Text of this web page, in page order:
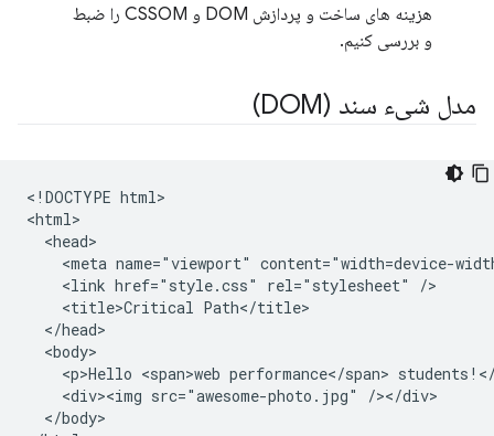
هزینه های ساخت و پردازش DOM و CSSOM را ضبط
و بررسی کنیم.
مدل شیء سند (DOM)
<!DOCTYPE html>
<html>
  <head>
<meta name="viewport" content="width=device-
    <link href="style.css" rel="stylesheet" />
    <title>Critical Path</title>
  </head>
  <body>
<p>Hello <span>web performance</span>
    <div><img src="awesome-photo.jpg" /></div>
  </body>